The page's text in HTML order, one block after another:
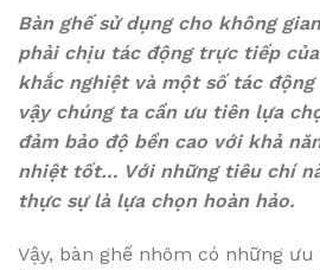
Bàn ghế sử dụng cho không
phải chịu tác động trực tiếp
khắc nghiệt và một số tác
vậy chúng ta cần ưu tiên lựa
đảm bảo độ bền cao với khả
nhiệt tốt… Với những tiêu chí
thực sự là lựa chọn hoàn hảo.
Vậy, bàn ghế nhôm có những